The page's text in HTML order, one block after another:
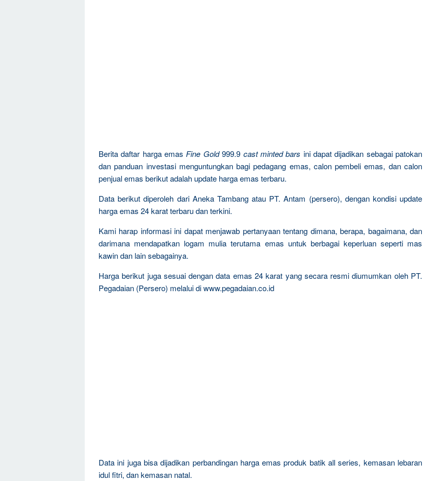
Berita daftar harga emas Fine Gold999.9 cast minted bars ini dapat dijadikan sebagai patokan
dan panduan investasi menguntungkan bagi pedagang emas, calon pembeli emas, dan calon
penjual emas berikut adalah update harga emas terbaru.
Data berikut diperoleh dari Aneka Tambang atau PT. Antam (persero), dengan kondisi update
harga emas 24 karat terbaru dan terkini.
Kami harap informasi ini dapat menjawab pertanyaan tentang dimana, berapa, bagaimana, dan
darimana mendapatkan logam mulia terutama emas untuk berbagai keperluan seperti mas
kawin dan lain sebagainya.
Harga berikut juga sesuai dengan data emas 24 karat yang secara resmi diumumkan oleh PT.
Pegadaian (Persero) melalui di www.pegadaian.co.id
Data ini juga bisa dijadikan perbandingan harga emas produk batik all series, kemasan lebaran
idul fitri, dan kemasan natal.